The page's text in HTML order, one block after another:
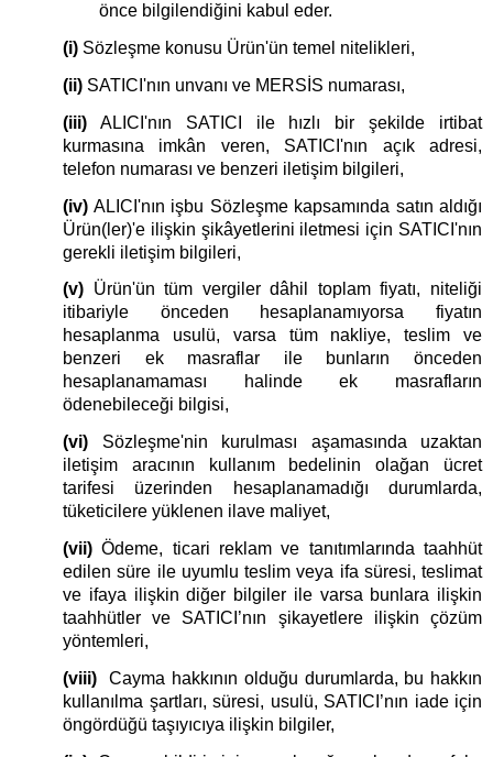
önce bilgilendiğini kabul eder.
(i) Sözleşme konusu Ürün'ün temel nitelikleri,
(ii) SATICI'nın unvanı ve MERSİS numarası,
(iii) ALICI'nın SATICI ile hızlı bir şekilde irtibat
kurmasına imkân veren, SATICI'nın açık adresi,
telefon numarası ve benzeri iletişim bilgileri,
(iv) ALICI'nın işbu Sözleşme kapsamında satın aldığı
Ürün(ler)'e ilişkin şikâyetlerini iletmesi için SATICI'nın
gerekli iletişim bilgileri,
(v) Ürün'ün tüm vergiler dâhil toplam fiyatı, niteliği
itibariyle önceden hesaplanamıyorsa fiyatın
hesaplanma usulü, varsa tüm nakliye, teslim ve
benzeri ek masraflar ile bunların önceden
hesaplanamaması halinde ek masrafların
ödenebileceği bilgisi,
(vi) Sözleşme'nin kurulması aşamasında uzaktan
iletişim aracının kullanım bedelinin olağan ücret
tarifesi üzerinden hesaplanamadığı durumlarda,
tüketicilere yüklenen ilave maliyet,
(vii) Ödeme, ticari reklam ve tanıtımlarında taahhüt
edilen süre ile uyumlu teslim veya ifa süresi, teslimat
ve ifaya ilişkin diğer bilgiler ile varsa bunlara ilişkin
taahhütler ve SATICI’nın şikayetlere ilişkin çözüm
yöntemleri,
(viii) Cayma hakkının olduğu durumlarda, bu hakkın
kullanılma şartları, süresi, usulü, SATICI’nın iade için
öngördüğü taşıyıcıya ilişkin bilgiler,